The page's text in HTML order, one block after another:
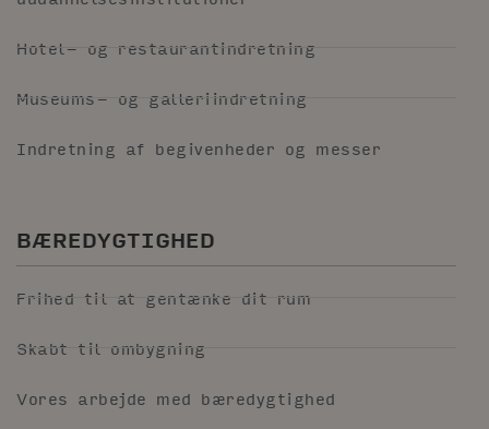
Hotel- og restaurantindretning
Museums- og galleriindretning
Indretning af begivenheder og messer
BÆREDYGTIGHED
Frihed til at gentænke dit rum
Skabt til ombygning
Vores arbejde med bæredygtighed